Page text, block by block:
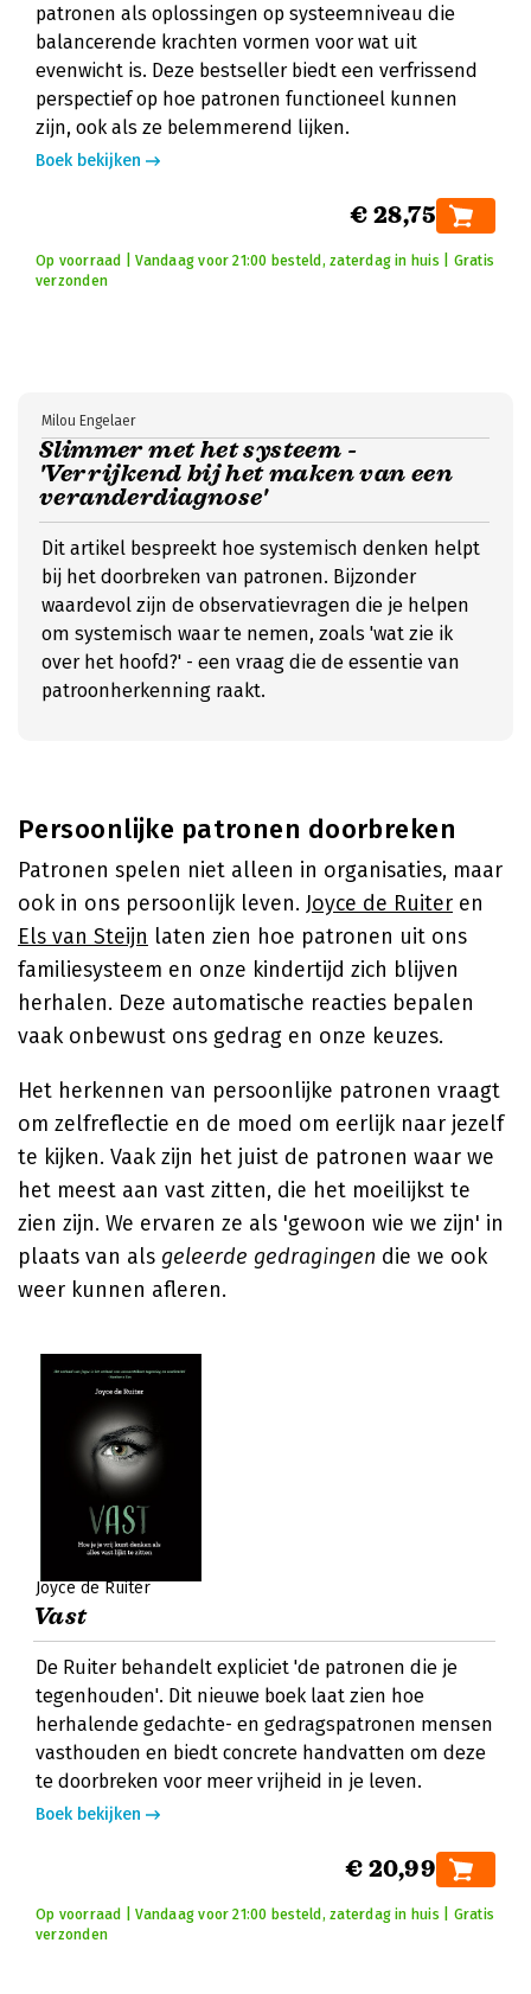
patronen als oplossingen op systeemniveau die
balancerende krachten vormen voor wat uit
evenwicht is. Deze bestseller biedt een verfrissend
perspectief op hoe patronen functioneel kunnen
zijn, ook als ze belemmerend lijken.
Boek bekijken
€ 28,75
Op voorraad | Vandaag voor 21:00 besteld, zaterdag in huis | Gratis
verzonden
Slimmer met het systeem -
'Verrijkend bij het maken van een
veranderdiagnose'
Milou Engelaer
Dit artikel bespreekt hoe systemisch denken helpt
bij het doorbreken van patronen. Bijzonder
waardevol zijn de observatievragen die je helpen
om systemisch waar te nemen, zoals 'wat zie ik
over het hoofd?' - een vraag die de essentie van
patroonherkenning raakt.
Persoonlijke patronen doorbreken
Patronen spelen niet alleen in organisaties, maar
ook in ons persoonlijk leven. Joyce de Ruiter en
Els van Steijn laten zien hoe patronen uit ons
familiesysteem en onze kindertijd zich blijven
herhalen. Deze automatische reacties bepalen
vaak onbewust ons gedrag en onze keuzes.
Het herkennen van persoonlijke patronen vraagt
om zelfreflectie en de moed om eerlijk naar jezelf
te kijken. Vaak zijn het juist de patronen waar we
het meest aan vast zitten, die het moeilijkst te
zien zijn. We ervaren ze als 'gewoon wie we zijn' in
plaats van als geleerde gedragingen die we ook
weer kunnen afleren.
Joyce de Ruiter
Vast
De Ruiter behandelt expliciet 'de patronen die je
tegenhouden'. Dit nieuwe boek laat zien hoe
herhalende gedachte- en gedragspatronen mensen
vasthouden en biedt concrete handvatten om deze
te doorbreken voor meer vrijheid in je leven.
Boek bekijken
€ 20,99
Op voorraad | Vandaag voor 21:00 besteld, zaterdag in huis | Gratis
verzonden